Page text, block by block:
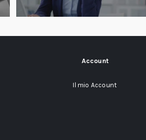
Account
Il mio Account